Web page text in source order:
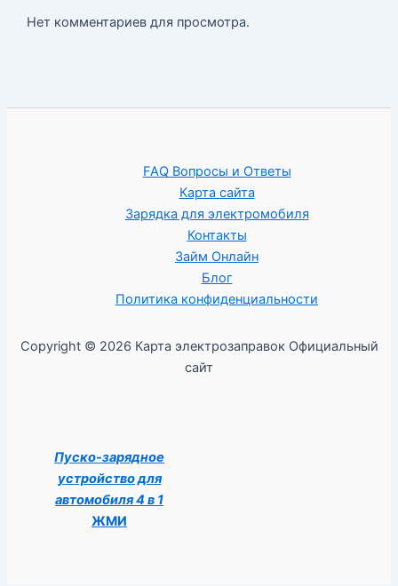
Нет комментариев для просмотра.
FAQ Вопросы и Ответы
Карта сайта
Зарядка для электромобиля
Контакты
Займ Онлайн
Блог
Политика конфиденциальности
Copyright © 2026 Карта электрозаправок Официальный
сайт
Пуско-зарядное
устройство для
автомобиля 4 в 1
ЖМИ